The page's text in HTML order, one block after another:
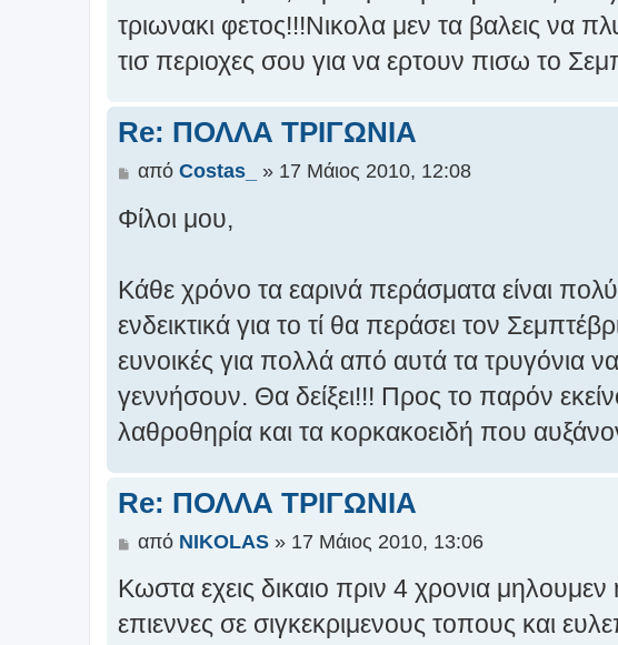
σ
ί
υ
σ
τριωνακι φετος!!!Νικολα μεν τα βαλεις
τισ περιοχες σου για να ερτουν πισω το
Re: ΠΟΛΛΑ ΤΡΙΓΩΝΙΑ
Δ
μ
ί
υ
σ
από Costas_ » 17 Μάιος 2010, 12:08
Φίλοι μου,
Κάθε χρόνο τα εαρινά περάσματα είναι
ενδεικτικά για το τί θα περάσει τον
ευνοικές για πολλά από αυτά τα τρυγόνια
γεννήσουν. Θα δείξει!!! Προς το παρόν
λαθροθηρία και τα κορκακοειδή που
Re: ΠΟΛΛΑ ΤΡΙΓΩΝΙΑ
Δ
μ
σ
από NIKOLAS» 17 Μάιος 2010, 13:06
Κωστα εχεις δικαιο πριν 4 χρονια
επιεννες σε σιγκεκριμενους τοπους και